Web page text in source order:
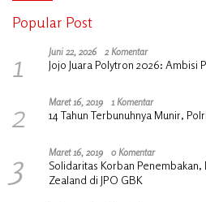
Popular Post
1 Juni 22, 2026 2 Komentar
Jojo Juara Polytron 2026: Ambisi
2 Maret 16, 2019 1 Komentar
14 Tahun Terbunuhnya Munir,
3 Maret 16, 2019 0 Komentar
Solidaritas Korban
Zealand di JPO GBK